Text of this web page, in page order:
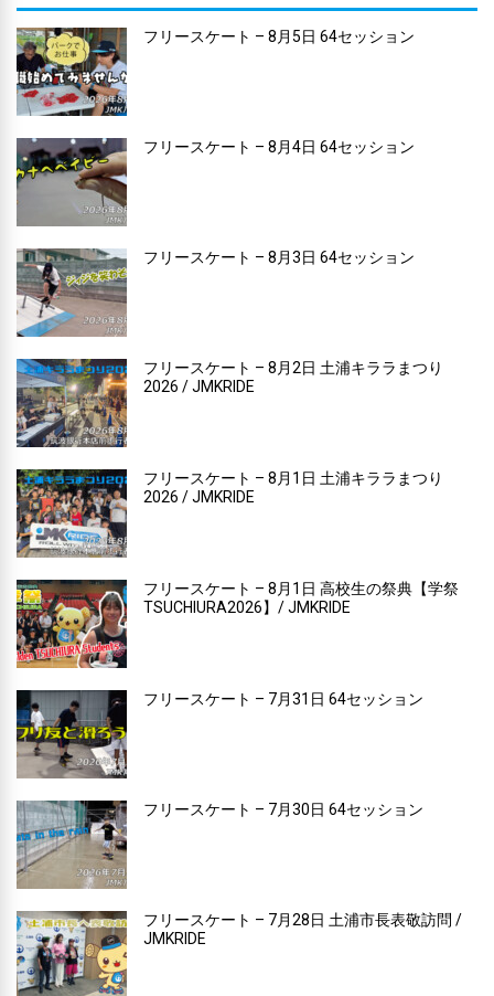
フリースケート – 8月5日 64セッション
フリースケート – 8月4日 64セッション
フリースケート – 8月3日 64セッション
フリースケート – 8月2日 土浦キララまつり
2026 / JMKRIDE
フリースケート – 8月1日 土浦キララまつり
2026 / JMKRIDE
フリースケート – 8月1日 高校生の祭典【学祭
TSUCHIURA2026】/ JMKRIDE
フリースケート – 7月31日 64セッション
フリースケート – 7月30日 64セッション
フリースケート – 7月28日 土浦市長表敬訪問 /
JMKRIDE